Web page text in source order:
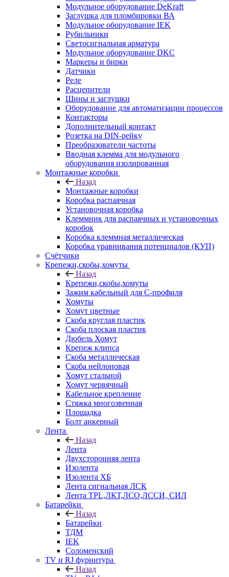
Модульное оборудование DeKraft
Заглушка для пломбировки ВА
Модульное оборудование IEK
Рубильники
Светосигнальная арматура
Модульное оборудование DKC
Маркеры и бирки
Датчики
Реле
Расцепители
Шины и заглушки
Оборудование для автоматизации процессов
Контакторы
Дополнительный контакт
Розетка на DIN-рейку
Преобразователи частоты
Вводная клемма для модульного
оборудования изолированная
Монтажные коробки
Назад
Монтажные коробки
Коробка распаячная
Установочная коробка
Клеммник для распаячных и установочных
коробок
Коробка клеммная металлическая
Коробка уравнивания потенциалов (КУП)
Счётчики
Крепежи,скобы,хомуты
Назад
Крепежи,скобы,хомуты
Зажим кабельный для С-профиля
Хомуты
Хомут цветные
Скоба круглая пластик
Скоба плоская пластик
Дюбель Хомут
Крепеж клипса
Скоба металлическая
Скоба нейлоновая
Хомут стальной
Хомут червячный
Кабельное крепление
Стяжка многозвенная
Площадка
Болт анкерный
Лента
Назад
Лента
Двухсторонняя лента
Изолента
Изолента ХБ
Лента сигнальная ЛСК
Лента TPL,ЛКТ,ЛСО,ЛССИ, СИЛ
Батарейки
Назад
Батарейки
ТДМ
IEK
Соломенский
TV и RJ фурнитура
Назад